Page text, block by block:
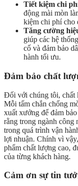
Tiết kiệm chi
động mài mòn
kiệm chi phí cho
Tăng cường
giúp các hệ
cố và đảm bảo
hành tối ưu.
Đảm bảo chất
Đối với chúng tôi, chất
Mỗi tấm chắn chống
xuất xưởng để đảm
rằng trong ngành công
trong quá trình vận
lợi nhuận. Chính vì
phẩm chất lượng cao,
của từng khách hàng.
Cảm ơn sự tin